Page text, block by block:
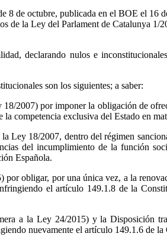
8 de octubre, publicada en el BOE el
de la Ley del Parlament de Catalunya
declarando nulos e
son los siguientes; a saber:
2007) por imponer la obligación de
competencia exclusiva del Estado en
Ley 18/2007, dentro del régimen
del incumplimiento de la función
Española.
obligar, por una única vez, a la
el artículo 149.1.8 de la
a la Ley 24/2015) y la Disposición
nuevamente el artículo 149.1.6 de